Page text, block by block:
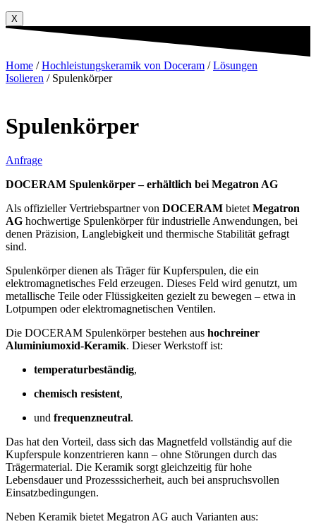
X
Home /Hochleistungskeramik von Doceram /Lösungen
Isolieren / Spulenkörper
Spulenkörper
Anfrage
DOCERAM Spulenkörper – erhältlich bei Megatron AG
Als offizieller Vertriebspartner von DOCERAM bietet Megatron
AG hochwertige Spulenkörper für industrielle Anwendungen, bei
denen Präzision, Langlebigkeit und thermische Stabilität gefragt
sind.
Spulenkörper dienen als Träger für Kupferspulen, die ein
elektromagnetisches Feld erzeugen. Dieses Feld wird genutzt, um
metallische Teile oder Flüssigkeiten gezielt zu bewegen – etwa in
Lotpumpen oder elektromagnetischen Ventilen.
Die DOCERAM Spulenkörper bestehen aus hochreiner
Aluminiumoxid-Keramik. Dieser Werkstoff ist:
temperaturbeständig,
chemisch resistent,
und frequenzneutral.
Das hat den Vorteil, dass sich das Magnetfeld vollständig auf die
Kupferspule konzentrieren kann – ohne Störungen durch das
Trägermaterial. Die Keramik sorgt gleichzeitig für hohe
Lebensdauer und Prozesssicherheit, auch bei anspruchsvollen
Einsatzbedingungen.
Neben Keramik bietet Megatron AG auch Varianten aus: